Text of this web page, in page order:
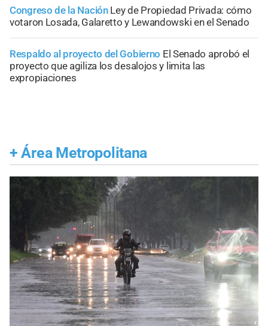
Congreso de la Nación Ley de Propiedad Privada: cómo
votaron Losada, Galaretto y Lewandowski en el Senado
Respaldo al proyecto del Gobierno El Senado aprobó el
proyecto que agiliza los desalojos y limita las
expropiaciones
+ Área Metropolitana